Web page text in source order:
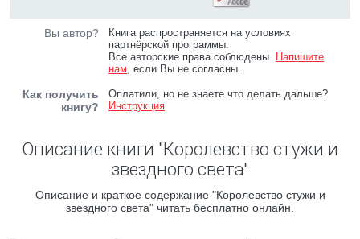
Вы автор?
Книга распространяется на условиях
партнёрской программы.
Все авторские права соблюдены. Напишите
нам, если Вы не согласны.
Как получить
книгу?
Оплатили, но не знаете что делать дальше?
Инструкция.
Описание книги "Королевство стужи и
звездного света"
Описание и краткое содержание "Королевство стужи и
звездного света" читать бесплатно онлайн.